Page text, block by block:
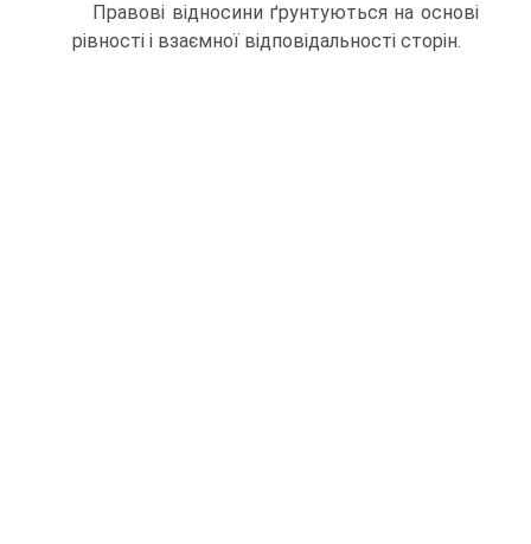
Правові відносини ґрунтуються на основі
рівності і взаємної відповідальності сторін.